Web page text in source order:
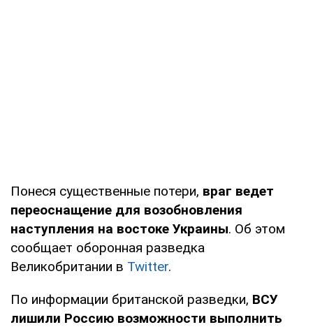
Понеся существенные потери, враг ведет
переоснащение для возобновления
наступления на востоке Украины. Об этом
сообщает оборонная разведка
Великобритании в Twitter.
По информации британской разведки, ВСУ
лишили Россию возможности выполнить